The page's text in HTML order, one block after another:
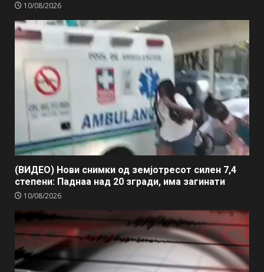
10/08/2026
(ВИДЕО) Нови снимки од земјотресот силен 7,4
степени: Паднаа над 20 згради, има загинати
10/08/2026